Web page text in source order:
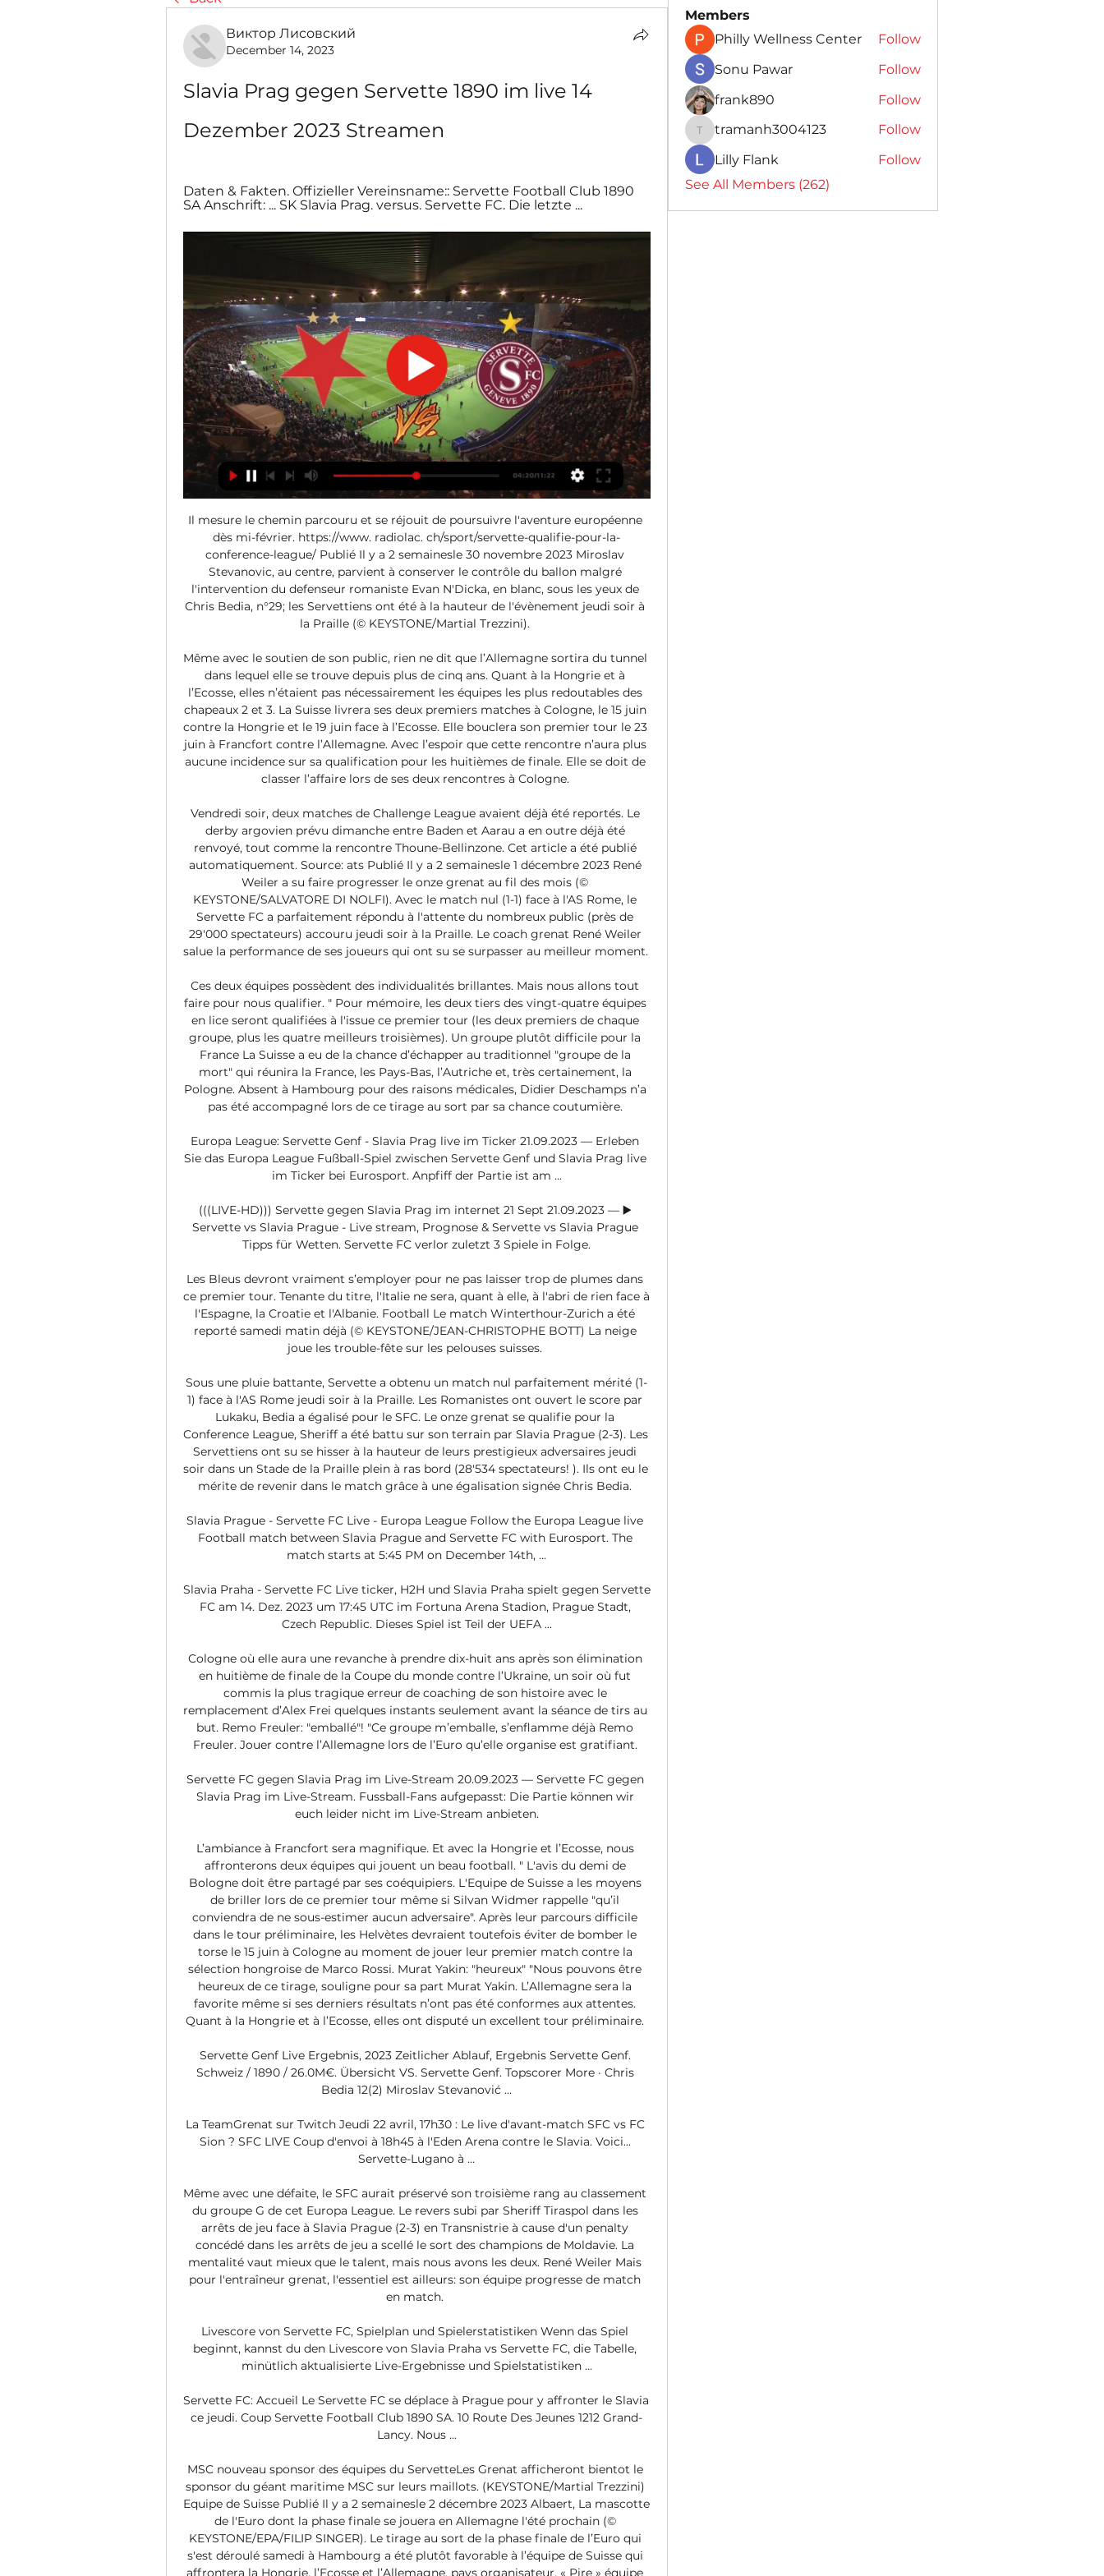
Виктор Лисовский
December 14, 2023
Slavia Prag gegen Servette 1890 im live 14
Dezember 2023 Streamen
Daten & Fakten. Offizieller Vereinsname:: Servette Football Club 1890
SA Anschrift: ... SK Slavia Prag. versus. Servette FC. Die letzte ...
Il mesure le chemin parcouru et se réjouit de poursuivre l'aventure européenne
dès mi-février. https://www. radiolac. ch/sport/servette-qualifie-pour-la-
conference-league/ Publié Il y a 2 semainesle 30 novembre 2023 Miroslav
Stevanovic, au centre, parvient à conserver le contrôle du ballon malgré
l'intervention du defenseur romaniste Evan N'Dicka, en blanc, sous les yeux de
Chris Bedia, n°29; les Servettiens ont été à la hauteur de l'évènement jeudi soir à
la Praille (© KEYSTONE/Martial Trezzini).
Même avec le soutien de son public, rien ne dit que l’Allemagne sortira du tunnel
dans lequel elle se trouve depuis plus de cinq ans. Quant à la Hongrie et à
l’Ecosse, elles n’étaient pas nécessairement les équipes les plus redoutables des
chapeaux 2 et 3. La Suisse livrera ses deux premiers matches à Cologne, le 15 juin
contre la Hongrie et le 19 juin face à l’Ecosse. Elle bouclera son premier tour le 23
juin à Francfort contre l’Allemagne. Avec l’espoir que cette rencontre n’aura plus
aucune incidence sur sa qualification pour les huitièmes de finale. Elle se doit de
classer l’affaire lors de ses deux rencontres à Cologne.
Vendredi soir, deux matches de Challenge League avaient déjà été reportés. Le
derby argovien prévu dimanche entre Baden et Aarau a en outre déjà été
renvoyé, tout comme la rencontre Thoune-Bellinzone. Cet article a été publié
automatiquement. Source: ats Publié Il y a 2 semainesle 1 décembre 2023 René
Weiler a su faire progresser le onze grenat au fil des mois (©
KEYSTONE/SALVATORE DI NOLFI). Avec le match nul (1-1) face à l'AS Rome, le
Servette FC a parfaitement répondu à l'attente du nombreux public (près de
29'000 spectateurs) accouru jeudi soir à la Praille. Le coach grenat René Weiler
salue la performance de ses joueurs qui ont su se surpasser au meilleur moment.
Ces deux équipes possèdent des individualités brillantes. Mais nous allons tout
faire pour nous qualifier. " Pour mémoire, les deux tiers des vingt-quatre équipes
en lice seront qualifiées à l'issue ce premier tour (les deux premiers de chaque
groupe, plus les quatre meilleurs troisièmes). Un groupe plutôt difficile pour la
France La Suisse a eu de la chance d’échapper au traditionnel "groupe de la
mort" qui réunira la France, les Pays-Bas, l’Autriche et, très certainement, la
Pologne. Absent à Hambourg pour des raisons médicales, Didier Deschamps n’a
pas été accompagné lors de ce tirage au sort par sa chance coutumière.
Europa League: Servette Genf - Slavia Prag live im Ticker 21.09.2023 — Erleben
Sie das Europa League Fußball-Spiel zwischen Servette Genf und Slavia Prag live
im Ticker bei Eurosport. Anpfiff der Partie ist am ...
(((LIVE-HD))) Servette gegen Slavia Prag im internet 21 Sept 21.09.2023 — ▶️
Servette vs Slavia Prague - Live stream, Prognose & Servette vs Slavia Prague
Tipps für Wetten. Servette FC verlor zuletzt 3 Spiele in Folge.
Les Bleus devront vraiment s’employer pour ne pas laisser trop de plumes dans
ce premier tour. Tenante du titre, l'Italie ne sera, quant à elle, à l'abri de rien face à
l'Espagne, la Croatie et l'Albanie. Football Le match Winterthour-Zurich a été
reporté samedi matin déjà (© KEYSTONE/JEAN-CHRISTOPHE BOTT) La neige
joue les trouble-fête sur les pelouses suisses.
Sous une pluie battante, Servette a obtenu un match nul parfaitement mérité (1-
1) face à l'AS Rome jeudi soir à la Praille. Les Romanistes ont ouvert le score par
Lukaku, Bedia a égalisé pour le SFC. Le onze grenat se qualifie pour la
Conference League, Sheriff a été battu sur son terrain par Slavia Prague (2-3). Les
Servettiens ont su se hisser à la hauteur de leurs prestigieux adversaires jeudi
soir dans un Stade de la Praille plein à ras bord (28'534 spectateurs! ). Ils ont eu le
mérite de revenir dans le match grâce à une égalisation signée Chris Bedia.
Slavia Prague - Servette FC Live - Europa League Follow the Europa League live
Football match between Slavia Prague and Servette FC with Eurosport. The
match starts at 5:45 PM on December 14th, ...
Slavia Praha - Servette FC Live ticker, H2H und Slavia Praha spielt gegen Servette
FC am 14. Dez. 2023 um 17:45 UTC im Fortuna Arena Stadion, Prague Stadt,
Czech Republic. Dieses Spiel ist Teil der UEFA ...
Cologne où elle aura une revanche à prendre dix-huit ans après son élimination
en huitième de finale de la Coupe du monde contre l’Ukraine, un soir où fut
commis la plus tragique erreur de coaching de son histoire avec le
remplacement d’Alex Frei quelques instants seulement avant la séance de tirs au
but. Remo Freuler: "emballé"! "Ce groupe m’emballe, s’enflamme déjà Remo
Freuler. Jouer contre l’Allemagne lors de l’Euro qu’elle organise est gratifiant.
Servette FC gegen Slavia Prag im Live-Stream 20.09.2023 — Servette FC gegen
Slavia Prag im Live-Stream. Fussball-Fans aufgepasst: Die Partie können wir
euch leider nicht im Live-Stream anbieten.
L’ambiance à Francfort sera magnifique. Et avec la Hongrie et l’Ecosse, nous
affronterons deux équipes qui jouent un beau football. " L'avis du demi de
Bologne doit être partagé par ses coéquipiers. L'Equipe de Suisse a les moyens
de briller lors de ce premier tour même si Silvan Widmer rappelle "qu’il
conviendra de ne sous-estimer aucun adversaire". Après leur parcours difficile
dans le tour préliminaire, les Helvètes devraient toutefois éviter de bomber le
torse le 15 juin à Cologne au moment de jouer leur premier match contre la
sélection hongroise de Marco Rossi. Murat Yakin: "heureux" "Nous pouvons être
heureux de ce tirage, souligne pour sa part Murat Yakin. L’Allemagne sera la
favorite même si ses derniers résultats n’ont pas été conformes aux attentes.
Quant à la Hongrie et à l’Ecosse, elles ont disputé un excellent tour préliminaire.
Servette Genf Live Ergebnis, 2023 Zeitlicher Ablauf, Ergebnis Servette Genf.
Schweiz / 1890 / 26.0M€. Übersicht VS. Servette Genf. Topscorer More · Chris
Bedia 12(2) Miroslav Stevanović ...
La TeamGrenat sur Twitch Jeudi 22 avril, 17h30 : Le live d'avant-match SFC vs FC
Sion ? SFC LIVE Coup d'envoi à 18h45 à l'Eden Arena contre le Slavia. Voici...
Servette-Lugano à ...
Même avec une défaite, le SFC aurait préservé son troisième rang au classement
du groupe G de cet Europa League. Le revers subi par Sheriff Tiraspol dans les
arrêts de jeu face à Slavia Prague (2-3) en Transnistrie à cause d'un penalty
concédé dans les arrêts de jeu a scellé le sort des champions de Moldavie. La
mentalité vaut mieux que le talent, mais nous avons les deux. René Weiler Mais
pour l'entraîneur grenat, l'essentiel est ailleurs: son équipe progresse de match
en match.
Livescore von Servette FC, Spielplan und Spielerstatistiken Wenn das Spiel
beginnt, kannst du den Livescore von Slavia Praha vs Servette FC, die Tabelle,
minütlich aktualisierte Live-Ergebnisse und Spielstatistiken ...
Servette FC: Accueil Le Servette FC se déplace à Prague pour y affronter le Slavia
ce jeudi. Coup Servette Football Club 1890 SA. 10 Route Des Jeunes 1212 Grand-
Lancy. Nous ...
MSC nouveau sponsor des équipes du ServetteLes Grenat afficheront bientot le
sponsor du géant maritime MSC sur leurs maillots. (KEYSTONE/Martial Trezzini)
Equipe de Suisse Publié Il y a 2 semainesle 2 décembre 2023 Albaert, La mascotte
de l'Euro dont la phase finale se jouera en Allemagne l'été prochain (©
KEYSTONE/EPA/FILIP SINGER). Le tirage au sort de la phase finale de l’Euro qui
s'est déroulé samedi à Hambourg a été plutôt favorable à l’équipe de Suisse qui
affrontera la Hongrie, l’Ecosse et l’Allemagne, pays organisateur. « Pire » équipe
Members
Philly Wellness Center
Follow
Sonu Pawar
Follow
frank890
Follow
tramanh3004123
tramanh3004123
Follow
Lilly Flank
Follow
See All Members (262)